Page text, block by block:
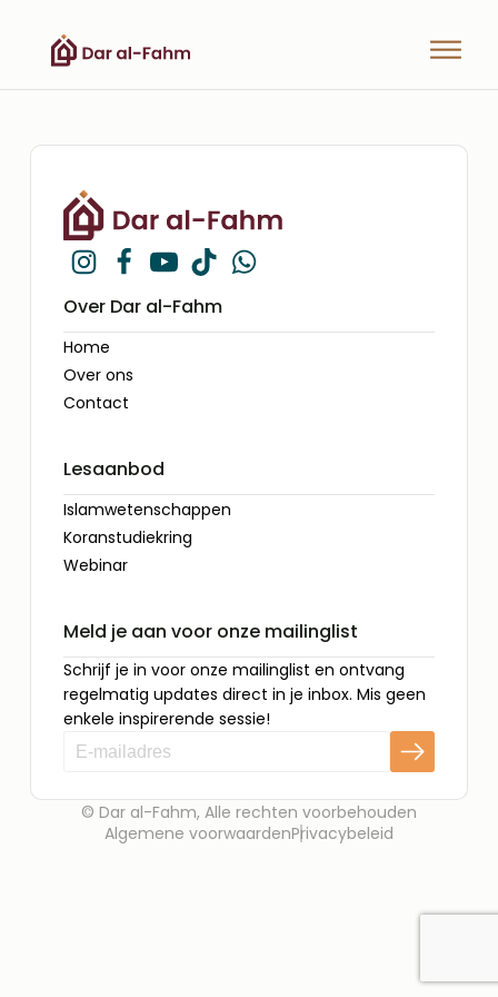
Over Dar al-Fahm
Home
Over ons
Contact
Lesaanbod
Islamwetenschappen
Koranstudiekring
Webinar
Meld je aan voor onze mailinglist
Schrijf je in voor onze mailinglist en ontvang
regelmatig updates direct in je inbox. Mis geen
enkele inspirerende sessie!
© Dar al-Fahm, Alle rechten voorbehouden
Algemene voorwaardenPrivacybeleid